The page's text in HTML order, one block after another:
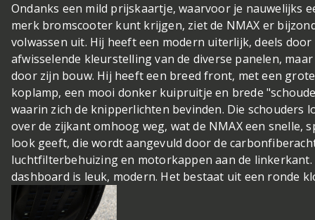
Ondanks een mild prijskaartje, waarvoor je nauwelijks
merk bromscooter kunt krijgen, ziet de NMAX er
volwassen uit. Hij heeft een modern uiterlijk, deels door
afwisselende kleurstelling van de diverse panelen,
door zijn bouw. Hij heeft een breed front, met een grote
koplamp, een mooi donker kuipruitje en brede
waarin zich de knipperlichten bevinden. Die schouders
over de zijkant omhoog weg, wat de NMAX een snelle,
look geeft, die wordt aangevuld door de
luchtfilterbehuizing en motorkappen aan de linkerkant.
dashboard is leuk, modern. Het bestaat uit een ronde